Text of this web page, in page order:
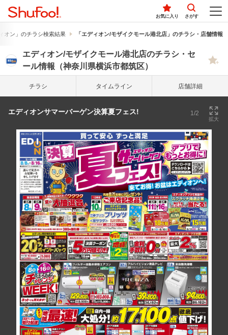
お気に入り さがす
オン」のチラシ検索結果 「エディオン/モザイクモール港北店」のチラシ・店舗情報
エディオン/モザイクモール港北店のチラシ・セ
ール情報（神奈川県横浜市都筑区）
チラシ タイム ライン 店舗詳細
エディオンサマーバーゲン決算夏フェス! 1/2
拡大